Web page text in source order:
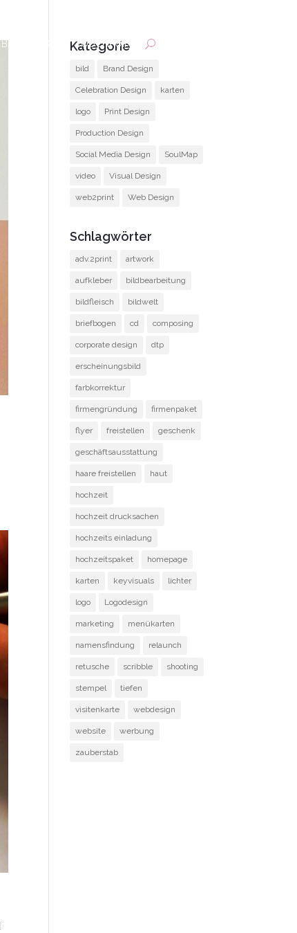
BACKOFFICE TOUCHPOINT
Kategorie
bild Brand Design
Celebration Design karten
logo Print Design
Production Design
Social Media Design SoulMap
video Visual Design
web2print Web Design
Schlagwörter
adv.2print artwork
aufkleber bildbearbeitung
bildfleisch bildwelt
briefbogen cd composing
corporate design dtp
erscheinungsbild
farbkorrektur
firmengründung firmenpaket
flyer freistellen geschenk
geschäftsausstattung
haare freistellen haut
hochzeit
hochzeit drucksachen
hochzeits einladung
hochzeitspaket homepage
karten keyvisuals lichter
logo Logodesign
marketing menükarten
namensfindung relaunch
retusche scribble shooting
stempel tiefen
visitenkarte webdesign
website werbung
zauberstab